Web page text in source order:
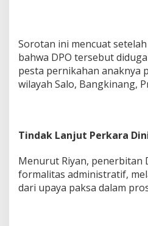
Sorotan ini mencuat
bahwa DPO tersebut
pesta pernikahan anaknya
wilayah Salo, Bangkinang,
Tindak Lanjut Perkara
Menurut Riyan, penerbitan
formalitas administratif,
dari upaya paksa dalam